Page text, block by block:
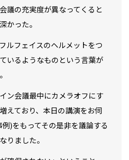
議の充実度が異なってくると
かった。
ルフェイスのヘルメットをつ
いるようなものという言葉が
ン会議最中にカメラオフにす
えており、本日の講演をお伺
)をもってその是非を議論する
りました。